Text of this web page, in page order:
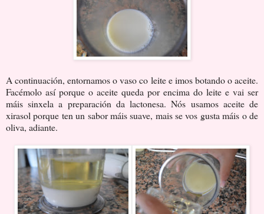
A continuación, entornamos o vaso co leite e imos botando o aceite.
Facémolo así porque o aceite queda por encima do leite e vai ser
máis sinxela a preparación da lactonesa. Nós usamos aceite de
xirasol porque ten un sabor máis suave, mais se vos gusta máis o de
oliva, adiante.